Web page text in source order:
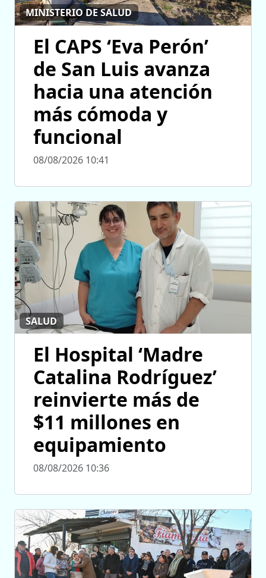
MINISTERIO DE SALUD
El CAPS ‘Eva Perón’
de San Luis avanza
hacia una atención
más cómoda y
funcional
08/08/2026 10:41
SALUD
El Hospital ‘Madre
Catalina Rodríguez’
reinvierte más de
$11 millones en
equipamiento
08/08/2026 10:36